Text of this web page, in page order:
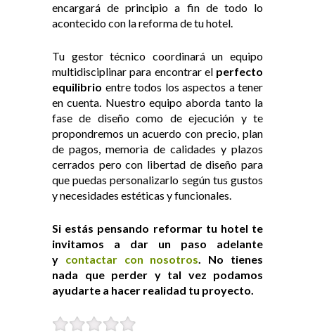
encargará de principio a fin de todo lo
acontecido con la reforma de tu hotel.
Tu gestor técnico coordinará un equipo
multidisciplinar para encontrar el perfecto
equilibrio entre todos los aspectos a tener
en cuenta. Nuestro equipo aborda tanto la
fase de diseño como de ejecución y te
propondremos un acuerdo con precio, plan
de pagos, memoria de calidades y plazos
cerrados pero con libertad de diseño para
que puedas personalizarlo según tus gustos
y necesidades estéticas y funcionales.
Si estás pensando reformar tu hotel te
invitamos a dar un paso adelante
y contactar con nosotros. No tienes
nada que perder y tal vez podamos
ayudarte a hacer realidad tu proyecto.